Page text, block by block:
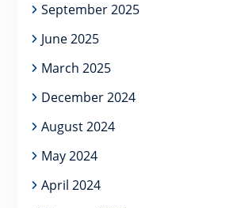
September 2025
June 2025
March 2025
December 2024
August 2024
May 2024
April 2024